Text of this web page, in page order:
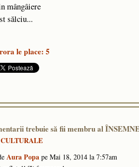
mângâiere
sălciu...
le place: 5
trebuie să fii membru al
Aura Popa pe Mai 18, 2014 la 7:57am